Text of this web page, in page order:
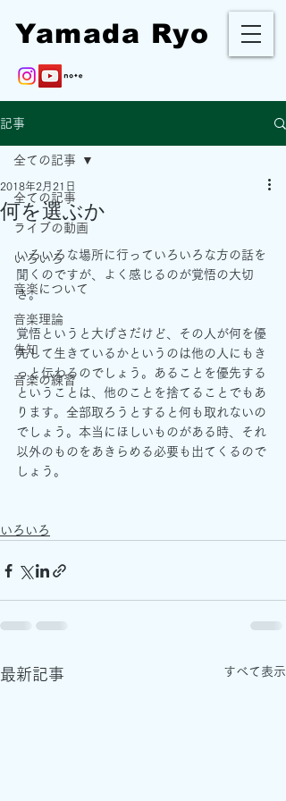
Yamada Ryo
記事
全ての記事
ライブの動画
いろいろ
音楽について
音楽理論
告知
音楽の練習
全ての記事
何を選ぶか
2018年2月21日
いろいろな場所に行っていろいろな方の話を
聞くのですが、よく感じるのが覚悟の大切
さ。
覚悟というと大げさだけど、その人が何を優
先して生きているかというのは他の人にもき
っと伝わるのでしょう。あることを優先する
ということは、他のことを捨てることでもあ
ります。全部取ろうとすると何も取れないの
でしょう。本当にほしいものがある時、それ
以外のものをあきらめる必要も出てくるので
しょう。
いろいろ
最新記事 すべて表示